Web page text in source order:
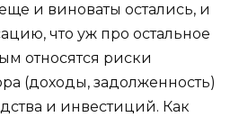
и виноваты остались, и
что уж про остальное
относятся риски
(доходы, задолженность)
и инвестиций. Как